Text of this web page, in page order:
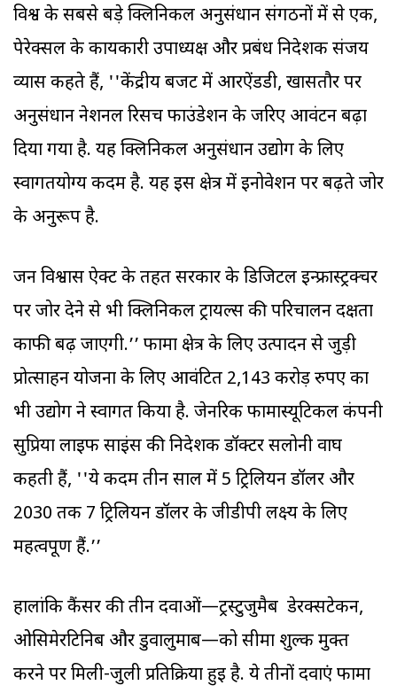
विश्व के सबसे बड़े क्लिनिकल अनुसंधान संगठनों में से एक,
पेरेक्सल के कार्यकारी उपाध्यक्ष और प्रबंध निदेशक संजय
व्यास कहते हैं, ''केंद्रीय बजट में आरऐंडडी, खासतौर पर
अनुसंधान नेशनल रिसर्च फाउंडेशन के जरिए आवंटन बढ़ा
दिया गया है. यह क्लिनिकल अनुसंधान उद्योग के लिए
स्वागतयोग्य कदम है. यह इस क्षेत्र में इनोवेशन पर बढ़ते जोर
के अनुरूप है.
जन विश्वास ऐक्ट के तहत सरकार के डिजिटल इन्फ्रास्ट्रक्चर
पर जोर देने से भी क्लिनिकल ट्रायल्स की परिचालन दक्षता
काफी बढ़ जाएगी.’’ फार्मा क्षेत्र के लिए उत्पादन से जुड़ी
प्रोत्साहन योजना के लिए आवंटित 2,143 करोड़ रुपए का
भी उद्योग ने स्वागत किया है. जेनरिक फार्मास्यूटिकल कंपनी
सुप्रिया लाइफ साइंस की निदेशक डॉक्टर सलोनी वाघ
कहती हैं, ''ये कदम तीन साल में 5 ट्रिलियन डॉलर और
2030 तक 7 ट्रिलियन डॉलर के जीडीपी लक्ष्य के लिए
महत्वपूर्ण हैं.’’
हालांकि कैंसर की तीन दवाओं—ट्रस्टुजुमैब डेरक्सटेकन,
ओसिमेरटिनिब और डुर्वालुमाब—को सीमा शुल्क मुक्त
करने पर मिली-जुली प्रतिक्रिया हुई है. ये तीनों दवाएं फार्मा